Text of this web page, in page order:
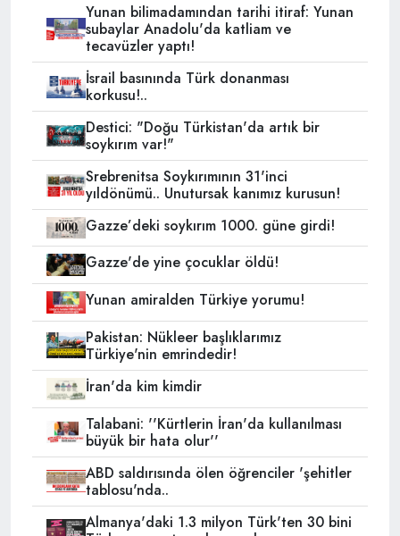
Yunan bilimadamından tarihi itiraf: Yunan
subaylar Anadolu'da katliam ve
tecavüzler yaptı!
İsrail basınında Türk donanması
korkusu!..
Destici: "Doğu Türkistan'da artık bir
soykırım var!"
Srebrenitsa Soykırımının 31'inci
yıldönümü.. Unutursak kanımız kurusun!
Gazze’deki soykırım 1000. güne girdi!
Gazze'de yine çocuklar öldü!
Yunan amiralden Türkiye yorumu!
Pakistan: Nükleer başlıklarımız
Türkiye'nin emrindedir!
İran'da kim kimdir
Talabani: ''Kürtlerin İran'da kullanılması
büyük bir hata olur''
ABD saldırısında ölen öğrenciler 'şehitler
tablosu'nda..
Almanya'daki 1.3 milyon Türk'ten 30 bini